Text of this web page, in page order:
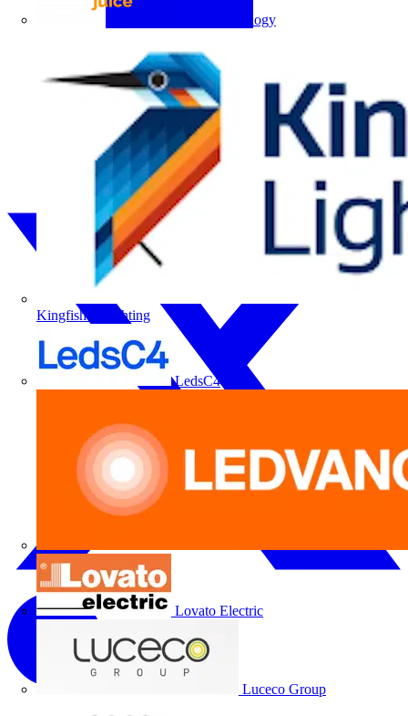
Juice Technology
Kingfisher Lighting
LedsC4
Lovato Electric
Luceco Group